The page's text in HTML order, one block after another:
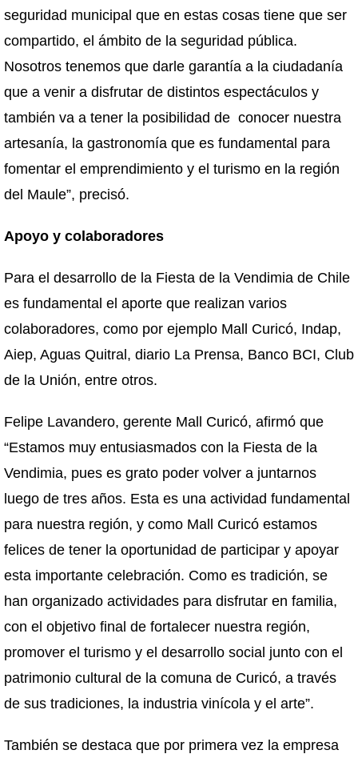
seguridad municipal que en estas cosas tiene que ser
compartido, el ámbito de la seguridad pública.
Nosotros tenemos que darle garantía a la ciudadanía
que a venir a disfrutar de distintos espectáculos y
también va a tener la posibilidad de conocer nuestra
artesanía, la gastronomía que es fundamental para
fomentar el emprendimiento y el turismo en la región
del Maule”, precisó.
Apoyo y colaboradores
Para el desarrollo de la Fiesta de la Vendimia de Chile
es fundamental el aporte que realizan varios
colaboradores, como por ejemplo Mall Curicó, Indap,
Aiep, Aguas Quitral, diario La Prensa, Banco BCI, Club
de la Unión, entre otros.
Felipe Lavandero, gerente Mall Curicó, afirmó que
“Estamos muy entusiasmados con la Fiesta de la
Vendimia, pues es grato poder volver a juntarnos
luego de tres años. Esta es una actividad fundamental
para nuestra región, y como Mall Curicó estamos
felices de tener la oportunidad de participar y apoyar
esta importante celebración. Como es tradición, se
han organizado actividades para disfrutar en familia,
con el objetivo final de fortalecer nuestra región,
promover el turismo y el desarrollo social junto con el
patrimonio cultural de la comuna de Curicó, a través
de sus tradiciones, la industria vinícola y el arte”.
También se destaca que por primera vez la empresa